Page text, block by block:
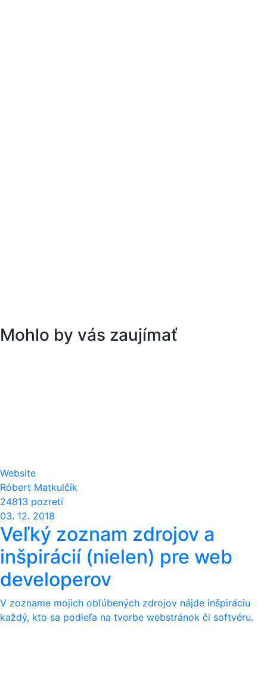
Mohlo by vás zaujímať
Website
Róbert Matkulčík
24813 pozretí
03. 12. 2018
Veľký zoznam zdrojov a
inšpirácií (nielen) pre web
developerov
V zozname mojich obľúbených zdrojov nájde inšpiráciu
každý, kto sa podieľa na tvorbe webstránok či softvéru.